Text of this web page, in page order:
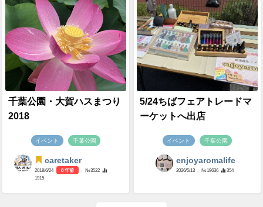
千葉公園・大賀ハスまつり
2018
イベント 千葉公園
caretaker
2018/6/24 8 年前
- №3522
1915
5/24ちばフェアトレードマ
ーケットへ出店
イベント 千葉公園
enjoyaromalife
2026/5/13 - №19636 354